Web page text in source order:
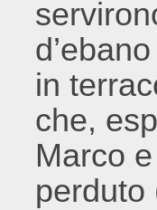
in
che,
Marco
perduto